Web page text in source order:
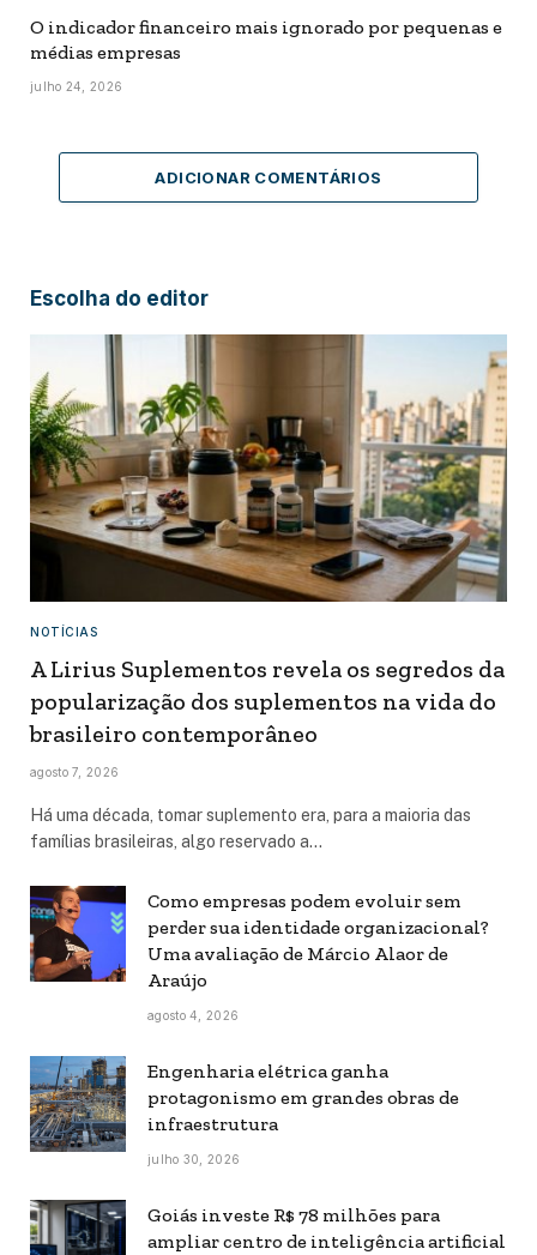
O indicador financeiro mais ignorado por pequenas e
médias empresas
julho 24, 2026
ADICIONAR COMENTÁRIOS
Escolha do editor
NOTÍCIAS
A Lirius Suplementos revela os segredos da
popularização dos suplementos na vida do
brasileiro contemporâneo
agosto 7, 2026
Há uma década, tomar suplemento era, para a maioria das
famílias brasileiras, algo reservado a…
Como empresas podem evoluir sem
perder sua identidade organizacional?
Uma avaliação de Márcio Alaor de
Araújo
agosto 4, 2026
Engenharia elétrica ganha
protagonismo em grandes obras de
infraestrutura
julho 30, 2026
Goiás investe R$ 78 milhões para
ampliar centro de inteligência artificial